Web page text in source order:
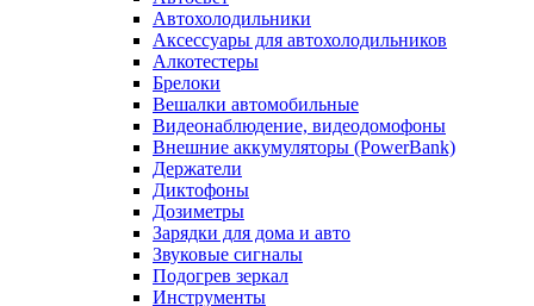
Автохолодильники
Аксессуары для автохолодильников
Алкотестеры
Брелоки
Вешалки автомобильные
Видеонаблюдение, видеодомофоны
Внешние аккумуляторы (PowerBank)
Держатели
Диктофоны
Дозиметры
Зарядки для дома и авто
Звуковые сигналы
Подогрев зеркал
Инструменты